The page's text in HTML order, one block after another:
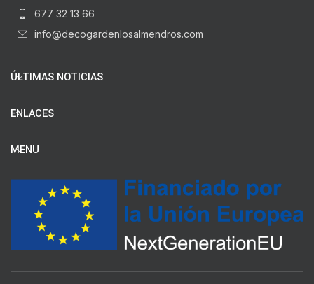
677 32 13 66
info@decogardenlosalmendros.com
ÚLTIMAS NOTICIAS
ENLACES
MENU